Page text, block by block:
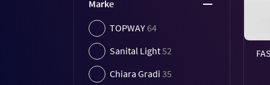
Marke
TOPWAY64
Sanital Light52
Chiara Gradi 35